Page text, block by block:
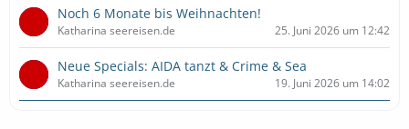
Noch 6 Monate bis Weihnachten!
Katharina seereisen.de 25. Juni 2026 um 12:42
Neue Specials: AIDA tanzt & Crime & Sea
Katharina seereisen.de 19. Juni 2026 um 14:02